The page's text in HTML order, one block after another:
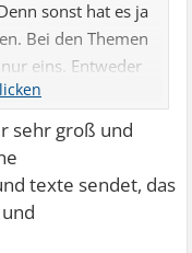
sonst hat es ja
Bei den Themen
eins. Entweder
sehr groß und
texte sendet, das